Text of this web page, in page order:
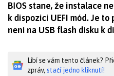
BIOS stane, že instalace
k dispozici UEFI mód. Je
není na USB flash disku k
Líbí se vám tento článek?
zpráv, stačí jedno kliknutí!